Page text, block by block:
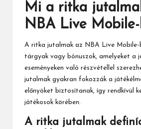
Mi a ritka
NBA Live Mobile-
A ritka jutalmak az NBA Live Mobile-
tárgyak vagy bónuszok, amelyeket a
eseményeken való részvétellel
jutalmak gyakran fokozzák a
előnyöket biztosítanak, így rendkívül
játékosok körében.
A ritka jutalmak